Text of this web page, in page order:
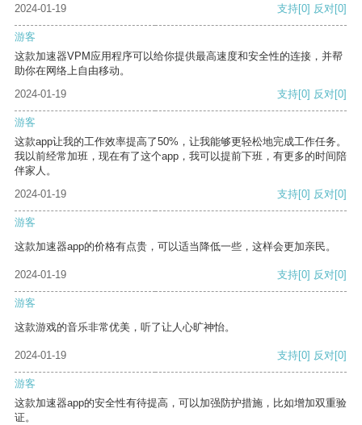
2024-01-19
支持[0] 反对[0]
游客
这款加速器VPM应用程序可以给你提供最高速度和安全性的连接，并帮
助你在网络上自由移动。
2024-01-19
支持[0] 反对[0]
游客
这款app让我的工作效率提高了50%，让我能够更轻松地完成工作任务。
我以前经常加班，现在有了这个app，我可以提前下班，有更多的时间陪
伴家人。
2024-01-19
支持[0] 反对[0]
游客
这款加速器app的价格有点贵，可以适当降低一些，这样会更加亲民。
2024-01-19 支持[0] 反对[0]
游客
这款游戏的音乐非常优美，听了让人心旷神怡。
2024-01-19 支持[0] 反对[0]
游客
这款加速器app的安全性有待提高，可以加强防护措施，比如增加双重验
证。